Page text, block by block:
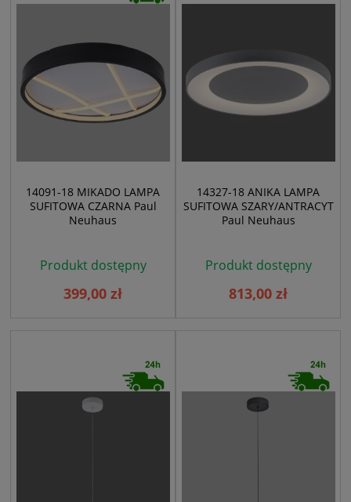
14091-18 MIKADO LAMPA
SUFITOWA CZARNA Paul
Neuhaus
Produkt dostępny
399,00 zł
14327-18 ANIKA LAMPA
SUFITOWA SZARY/ANTRACYT
Paul Neuhaus
Produkt dostępny
813,00 zł